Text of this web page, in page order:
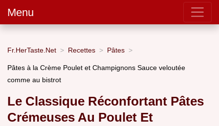
Menu
Fr.HerTaste.Net Recettes Pâtes
Pâtes à la Crème Poulet et Champignons Sauce veloutée
comme au bistrot
Le Classique Réconfortant Pâtes
Crémeuses Au Poulet Et